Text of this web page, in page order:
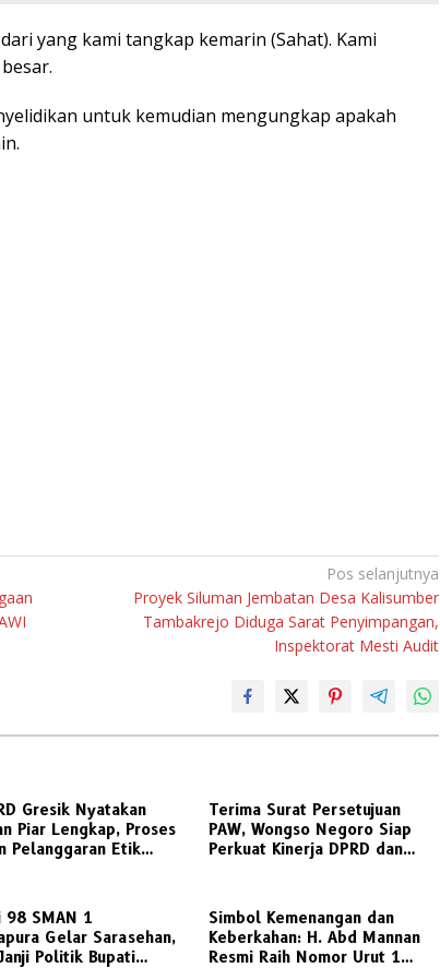
yang kami tangkap kemarin (Sahat). Kami
untuk kemudian mengungkap apakah
Pos selanjutnya
Proyek Siluman Jembatan Desa Kalisumber
Tambakrejo Diduga Sarat Penyimpangan,
Inspektorat Mesti Audit
Gresik Nyatakan
Piar Lengkap, Proses
Pelanggaran Etik
Terima Surat Persetujuan
PAW, Wongso Negoro Siap
Perkuat Kinerja DPRD dan
98 SMAN 1
Gelar Sarasehan,
Politik Bupati
Simbol Kemenangan dan
Keberkahan: H. Abd Mannan
Resmi Raih Nomor Urut 1